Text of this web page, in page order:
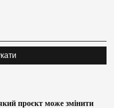
проєкт може змінити